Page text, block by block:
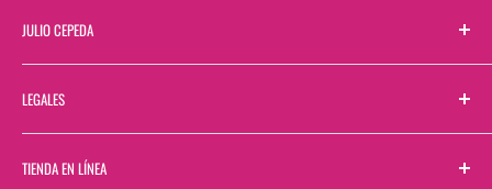
JULIO CEPEDA
Sobre Nosotros
Directorio de Sucursales
Contactanos
Bolsa de Trabajo
LEGALES
Términos y Condiciones
Aviso de Privacidad
TIENDA EN LÍNEA